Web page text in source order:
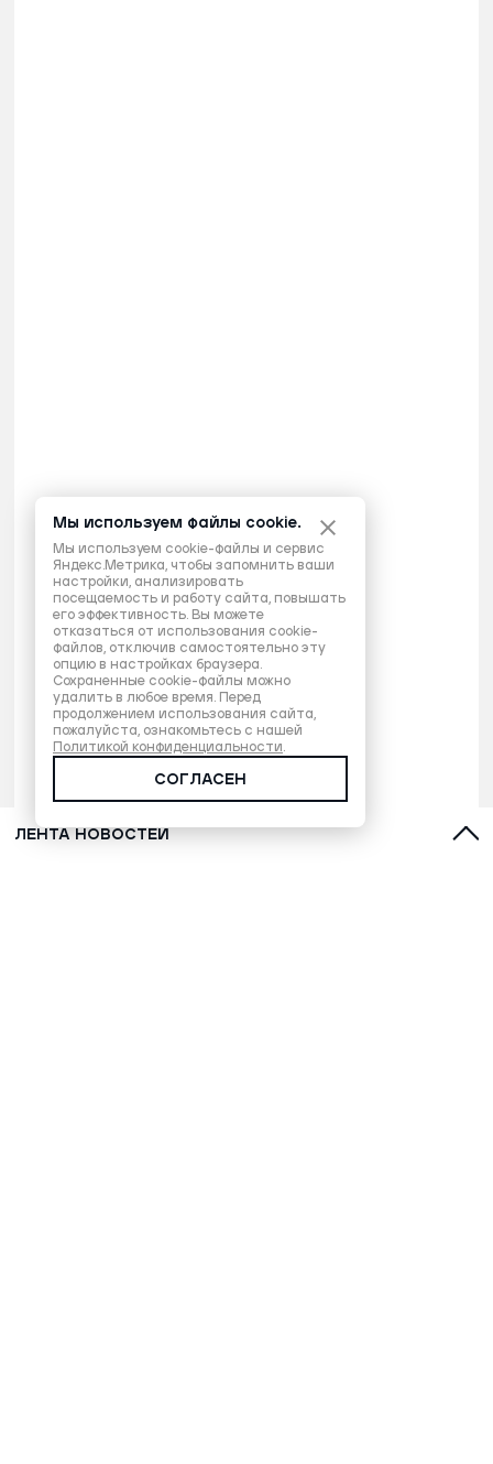
ЛЕНТА НОВОСТЕЙ
Мы используем файлы cookie.
Мы используем cookie-файлы и сервис
Яндекс.Метрика, чтобы запомнить ваши
настройки, анализировать
посещаемость и работу сайта, повышать
его эффективность. Вы можете
отказаться от использования cookie-
файлов, отключив самостоятельно эту
опцию в настройках браузера.
Сохраненные cookie-файлы можно
удалить в любое время. Перед
продолжением использования сайта,
пожалуйста, ознакомьтесь с нашей
Политикой конфиденциальности.
СОГЛАСЕН